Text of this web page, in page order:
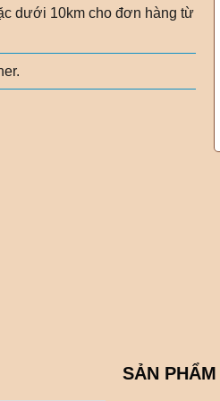
dưới 10km cho đơn hàng từ
SẢN